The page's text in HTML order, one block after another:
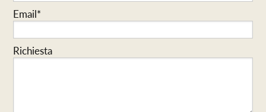
Email*
Richiesta